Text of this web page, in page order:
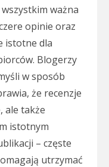
ważna
opinie oraz
istotne dla
Blogerzy
w sposób
że recenzje
ale także
istotnym
– częste
utrzymać